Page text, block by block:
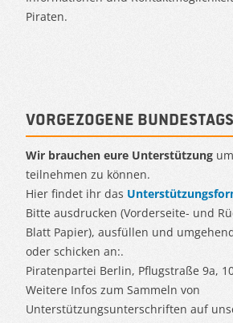
Piraten.
Vorgezogene
Wir brauchen eure Unterstützung
teilnehmen zu können.
Hier findet ihr das
Bitte ausdrucken (Vorderseite- und
Blatt Papier), ausfüllen und
oder schicken an:.
Piratenpartei Berlin, Pflugstraße 9a,
Weitere Infos zum Sammeln von
Unterstützungsunterschriften auf